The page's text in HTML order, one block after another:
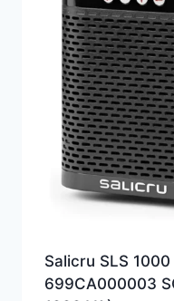
Salicru SLS 1000
699CA000003